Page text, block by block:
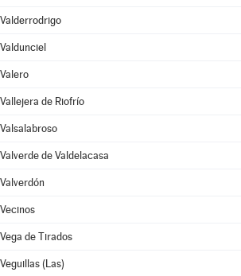
Valderrodrigo
Valdunciel
Valero
Vallejera de Riofrío
Valsalabroso
Valverde de Valdelacasa
Valverdón
Vecinos
Vega de Tirados
Veguillas (Las)